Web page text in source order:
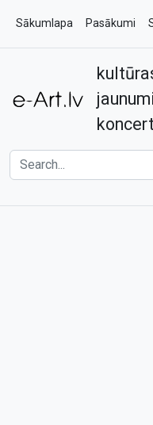
Sākumlapa Pasākumi
Kontakti